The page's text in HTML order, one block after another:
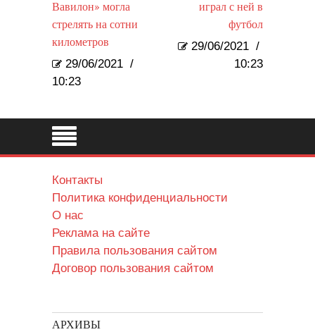
Вавилон» могла
стрелять на сотни
километров
29/06/2021 /
10:23
играл с ней в
футбол
29/06/2021 /
10:23
Контакты
Политика конфиденциальности
О нас
Реклама на сайте
Правила пользования сайтом
Договор пользования сайтом
АРХИВЫ